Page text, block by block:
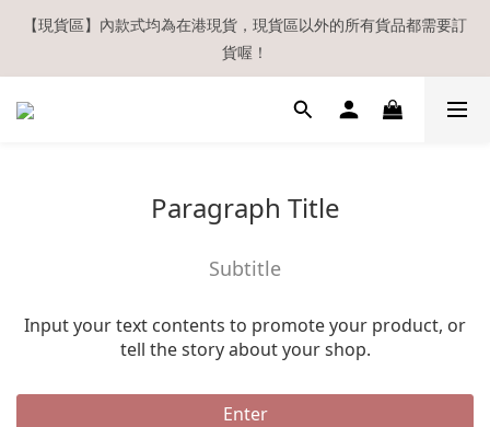
【現貨區】內款式均為在港現貨，現貨區以外的所有貨品都需要訂
貨喔！
【現貨區】內款式均為在港現貨，現貨區以外的所有貨品都需要訂
貨喔！
如欲享用會員優惠，註冊後請務必確認在『已登入狀態下』購物。
郵通知出貨，下單後敬請留意電郵信箱。
貨喔！
Paragraph Title
Subtitle
Input your text contents to promote your product, or
tell the story about your shop.
Enter